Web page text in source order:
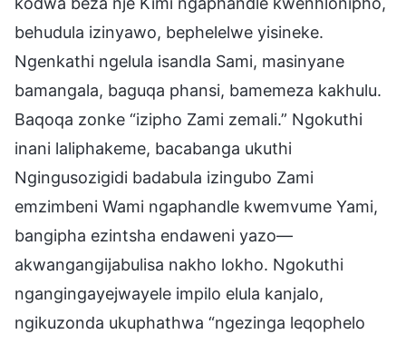
behudula izinyawo, bephelelwe yisineke.
Ngenkathi ngelula isandla Sami, masinyane
bamangala, baguqa phansi, bamemeza kakhulu.
Baqoqa zonke “izipho Zami zemali.” Ngokuthi
inani laliphakeme, bacabanga ukuthi
Ngingusozigidi badabula izingubo Zami
emzimbeni Wami ngaphandle kwemvume Yami,
bangipha ezintsha endaweni yazo—
akwangangijabulisa nakho lokho. Ngokuthi
ngangingayejwayele impilo elula kanjalo,
ngikuzonda ukuphathwa “ngezinga leqophelo